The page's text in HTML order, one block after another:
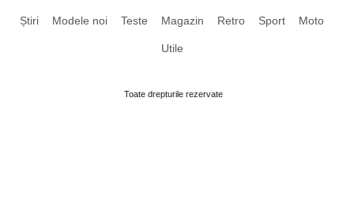
Știri Modele noi Teste Magazin Retro Sport Moto
Utile
Toate drepturile rezervate